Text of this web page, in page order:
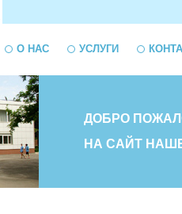
О НАС УСЛУГИ
ДОБРО
НА САЙТ